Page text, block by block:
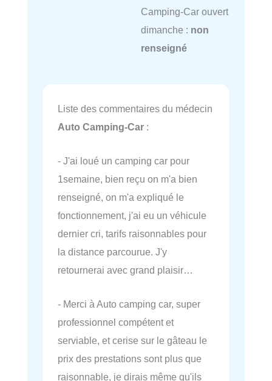
Camping-Car ouvert
dimanche : non
renseigné
Liste des commentaires du médecin
Auto Camping-Car :
- J'ai loué un camping car pour
1semaine, bien reçu on m'a bien
renseigné, on m'a expliqué le
fonctionnement, j'ai eu un véhicule
dernier cri, tarifs raisonnables pour
la distance parcourue. J'y
retournerai avec grand plaisir…
- Merci à Auto camping car, super
professionnel compétent et
serviable, et cerise sur le gâteau le
prix des prestations sont plus que
raisonnable, je dirais même qu'ils